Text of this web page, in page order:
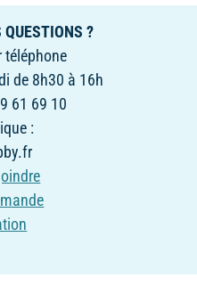
QUESTIONS ?
téléphone
de 8h30 à 16h
61 69 10
: